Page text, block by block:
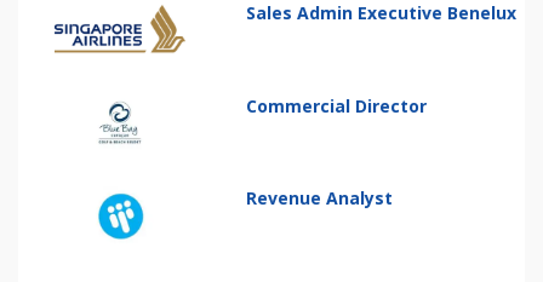
Sales Admin Executive Benelux
Commercial Director
Revenue Analyst